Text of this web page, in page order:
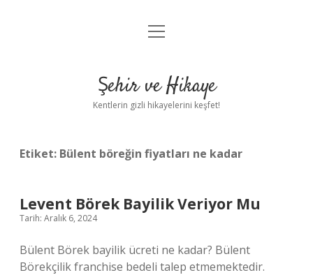
Anasayfa
Yasal Uyarı
menüyü
Şehir ve Hikaye
Kentlerin gizli hikayelerini keşfet!
Etiket: Bülent böreğin fiyatları ne kadar
Levent Börek Bayilik Veriyor Mu
Tarih: Aralık 6, 2024
Bülent Börek bayilik ücreti ne kadar? Bülent
Börekçilik franchise bedeli talep etmemektedir.